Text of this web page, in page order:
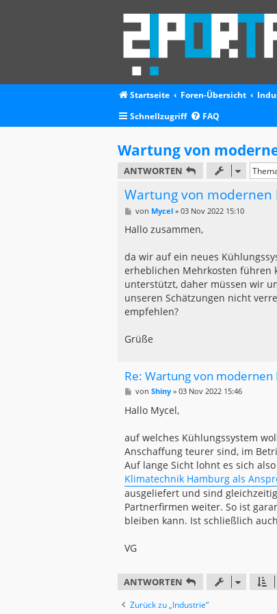
Startseite Foren-Übersicht
Schnellzugriff
FAQ
Wartung von
ANTWORTEN
Wartung von modernen
B
i
a
g
von Mycel» 03 Nov 2022 15:10
Hallo zusammen,
da wir auf ein neues
erheblichen Mehrkosten führen
unterstützt, daher müssen wir
unseren Schätzungen nicht
empfehlen?
Grüße
Re: Wartung von
B
i
t
a
g
von Shiny» 03 Nov 2022 15:46
Hallo Mycel,
auf welches Kühlungssystem
Anschaffung teurer sind, im
Auf lange Sicht lohnt es sich
Klimatechnik Hamburg als
ausgeliefert und sind
Partnerfirmen weiter. So ist
bleiben kann. Ist schließlich
VG
ANTWORTEN
Zurück zu „Industrie“